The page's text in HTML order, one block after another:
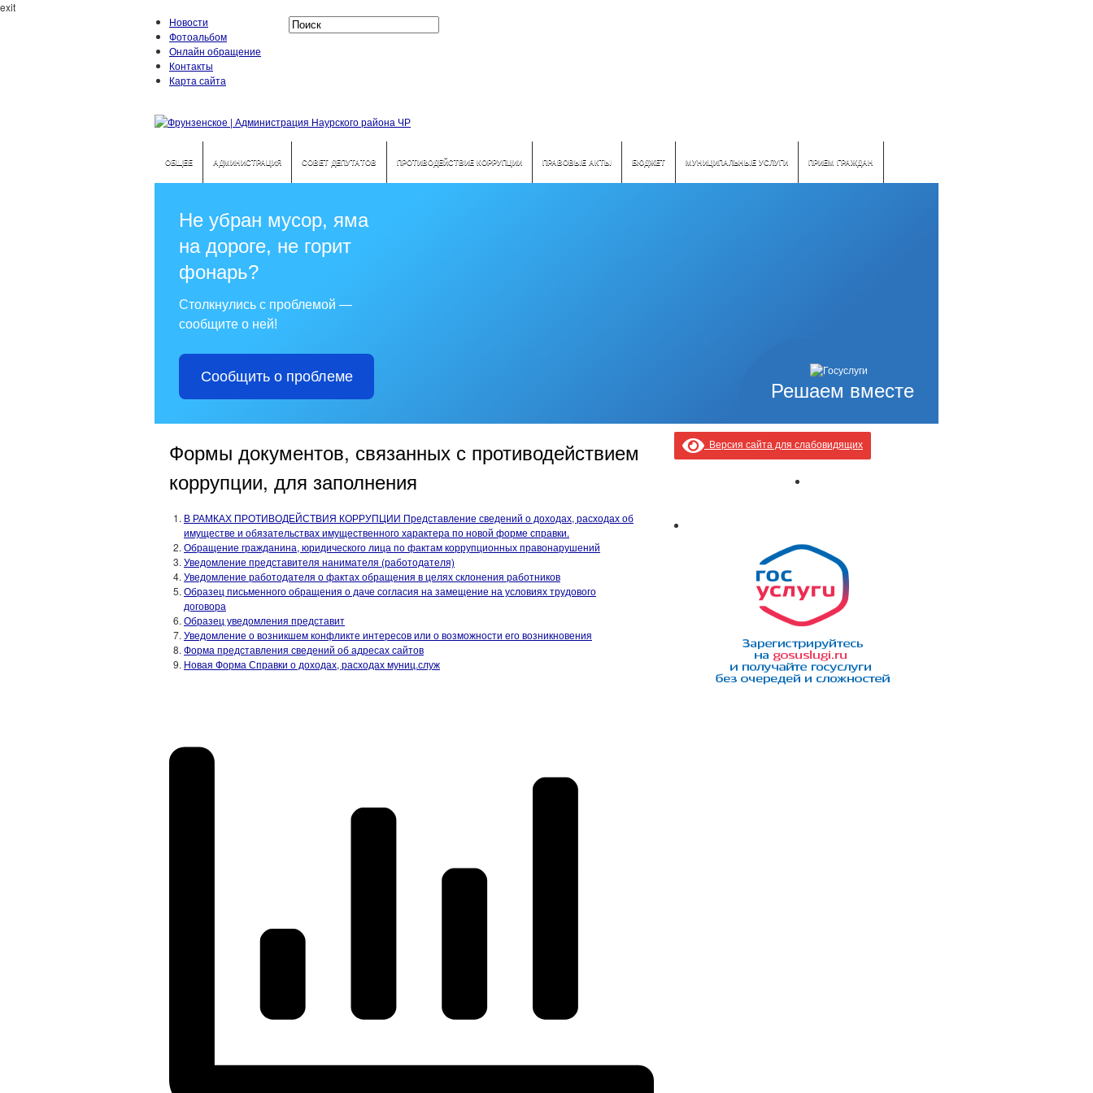
exit
Новости
Фотоальбом
Онлайн обращение
Контакты
Карта сайта
ОБЩЕЕ АДМИНИСТРАЦИЯ СОВЕТ ДЕПУТАТОВ ПРОТИВОДЕЙСТВИЕ КОРРУПЦИИ ПРАВОВЫЕ АКТЫ БЮДЖЕТ МУНИЦИПАЛЬНЫЕ УСЛУГИ ПРИЕМ ГРАЖДАН
Решаем вместе
Не убран мусор, яма
на дороге, не горит
фонарь?
Столкнулись с проблемой —
сообщите о ней!
Сообщить о проблеме
Формы документов, связанных с противодействием
коррупции, для заполнения
В РАМКАХ ПРОТИВОДЕЙСТВИЯ КОРРУПЦИИ Представление сведений о доходах, расходах об
имуществе и обязательствах имущественного характера по новой форме справки.
Обращение гражданина, юридического лица по фактам коррупционных правонарушений
Уведомление представителя нанимателя (работодателя)
Уведомление работодателя о фактах обращения в целях склонения работников
Образец письменного обращения о даче согласия на замещение на условиях трудового
договора
Образец уведомления представит
Уведомление о возникшем конфликте интересов или о возможности его возникновения
Форма представления сведений об адресах сайтов
Новая Форма Справки о доходах, расходах муниц.служ
Версия сайта для слабовидящих